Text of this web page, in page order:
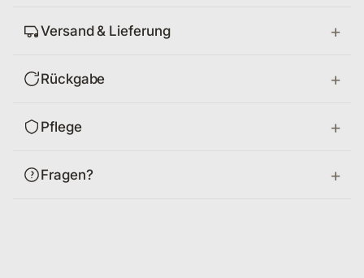
Versand & Lieferung
Rückgabe
Pflege
Fragen?